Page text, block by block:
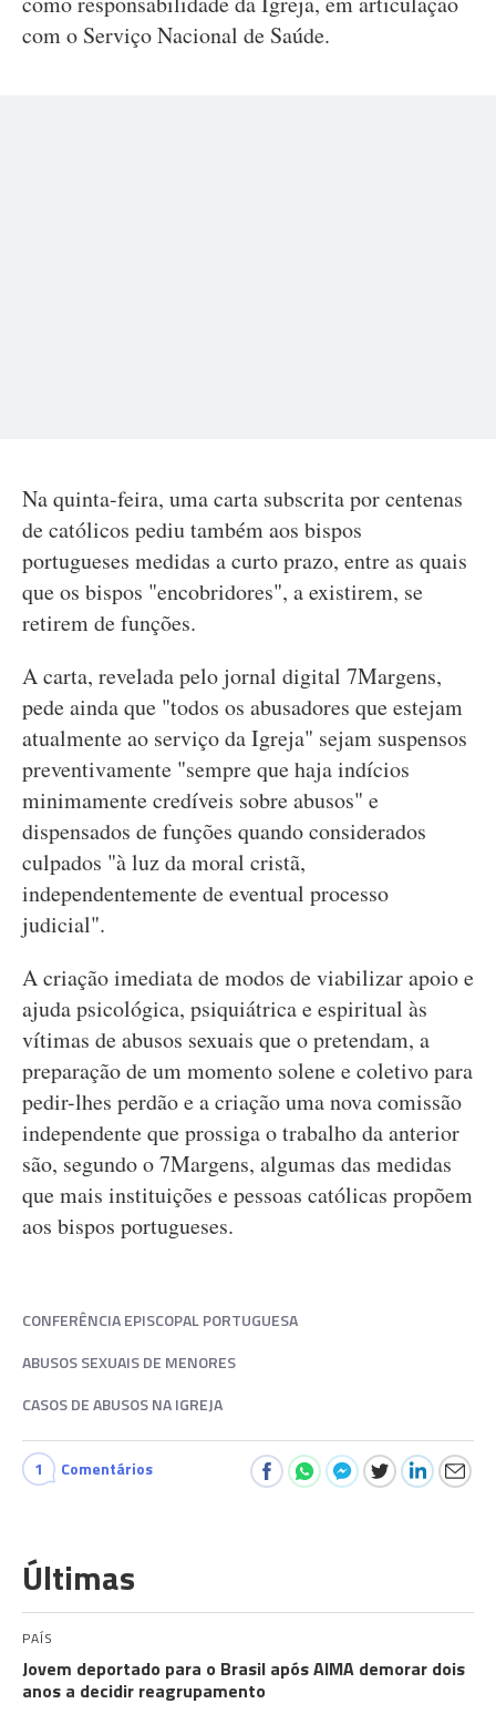
com o Serviço Nacional de Saúde.
Na quinta-feira, uma carta subscrita por centenas
de católicos pediu também aos bispos
portugueses medidas a curto prazo, entre as quais
que os bispos "encobridores", a existirem, se
retirem de funções.
A carta, revelada pelo jornal digital 7Margens,
pede ainda que "todos os abusadores que estejam
atualmente ao serviço da Igreja" sejam suspensos
preventivamente "sempre que haja indícios
minimamente credíveis sobre abusos" e
dispensados de funções quando considerados
culpados "à luz da moral cristã,
independentemente de eventual processo
judicial".
A criação imediata de modos de viabilizar apoio e
ajuda psicológica, psiquiátrica e espiritual às
vítimas de abusos sexuais que o pretendam, a
preparação de um momento solene e coletivo para
pedir-lhes perdão e a criação uma nova comissão
independente que prossiga o trabalho da anterior
são, segundo o 7Margens, algumas das medidas
que mais instituições e pessoas católicas propõem
aos bispos portugueses.
CONFERÊNCIA EPISCOPAL PORTUGUESA
ABUSOS SEXUAIS DE MENORES
CASOS DE ABUSOS NA IGREJA
1 Comentários
Últimas
PAÍS
Jovem deportado para o Brasil após AIMA demorar dois
anos a decidir reagrupamento